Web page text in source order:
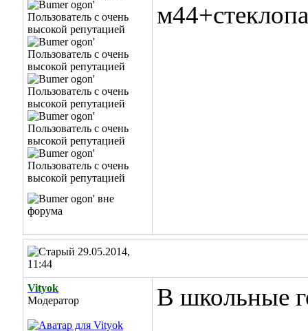
29.05.2014,
11:44
Vityok
Модератор
В школьные